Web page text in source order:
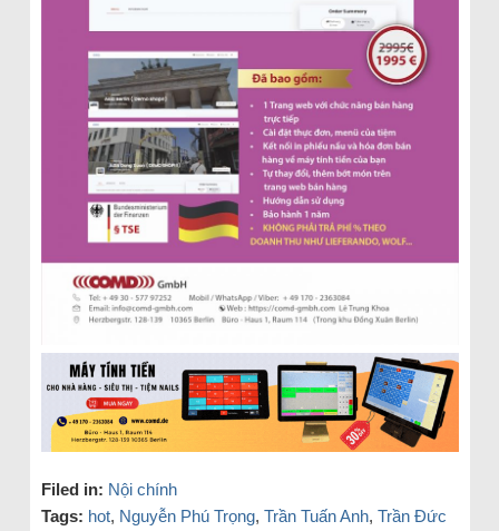
Filed in: Nội chính
Tags: hot, Nguyễn Phú Trọng, Trần Tuấn Anh, Trần Đức